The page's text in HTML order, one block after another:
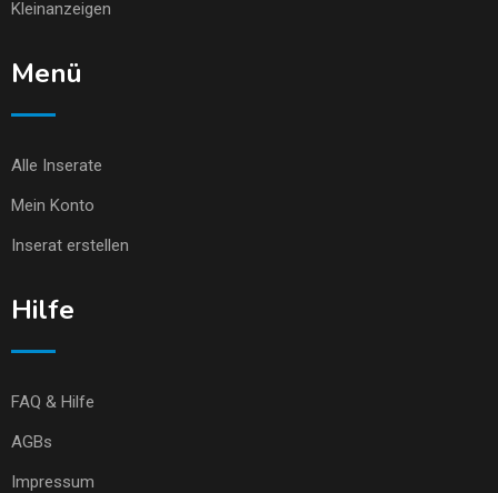
Kleinanzeigen
Menü
Alle Inserate
Mein Konto
Inserat erstellen
Hilfe
FAQ & Hilfe
AGBs
Impressum